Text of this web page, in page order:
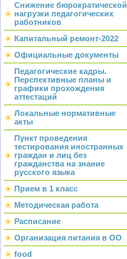
Снижение бюрократической
нагрузки педагогических
работников
Капитальный ремонт-2022
Официальные документы
Педагогические кадры.
Перспективные планы и
графики прохождения
аттестаций
Локальные нормативные
акты
Пункт проведения
тестирования иностранных
граждан и лиц без
гражданства на знание
русского языка
Прием в 1 класс
Методическая работа
Расписание
Организация питания в ОО
food